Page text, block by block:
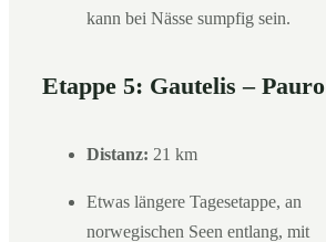
kann bei Nässe sumpfig sein.
Etappe 5: Gautelis – Pauro
Distanz: 21 km
Etwas längere Tagesetappe, an
norwegischen Seen entlang, mit